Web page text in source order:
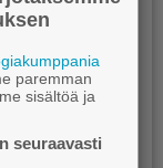
paremman
sisältöä ja
seuraavasti